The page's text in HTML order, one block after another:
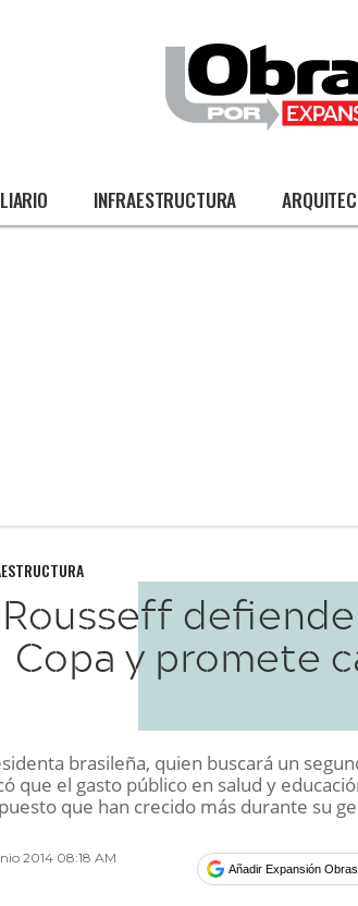
INFRAESTRUCTURA
Rousseff
Copa y promete
brasileña, quien buscará un
que el gasto público en salud y
que han crecido más durante su
2014 08:18 AM
Añadir Expansión